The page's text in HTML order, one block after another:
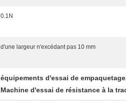
0.1N
d'une largeur n'excédant pas 10 mm
équipements d'essai de empaquetage
Machine d'essai de résistance à la